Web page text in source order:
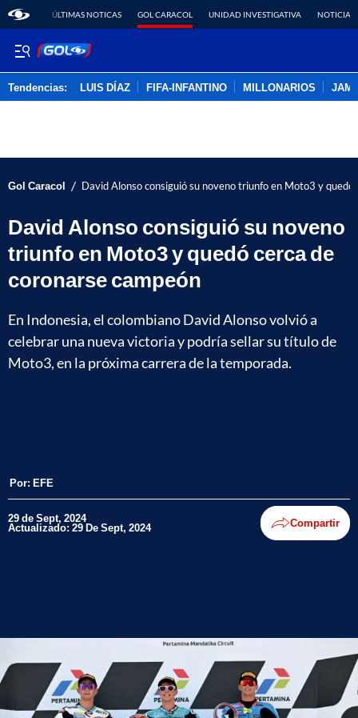
ÚLTIMAS NOTICAS GOL CARACOL UNIDAD INVESTIGATIVA NOTICIAS
Tendencias: LUIS DÍAZ FIFA-INFANTINO MILLONARIOS
Gol Caracol / David Alonso consiguió su noveno triunfo en Moto3 y quedó
David Alonso consiguió su noveno
triunfo en Moto3 y quedó cerca de
coronarse campeón
En Indonesia, el colombiano David Alonso volvió a
celebrar una nueva victoria y podría sellar su título de
Moto3, en la próxima carrera de la temporada.
Por: EFE
29 de Sept, 2024
Actualizado: 29 De Sept, 2024 Compartir